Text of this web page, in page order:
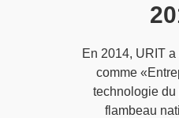
En 2014, URIT
comme
technologie du
flambeau